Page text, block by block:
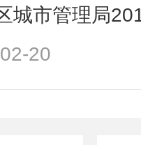
城市管理局
20